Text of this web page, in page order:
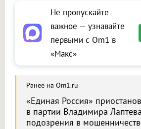
Не пропускайте
важное — узнавайте
первыми с Om1 в
«Макс»
Ранее на Om1.ru
«Единая Россия»
в партии Владимира
подозрения в